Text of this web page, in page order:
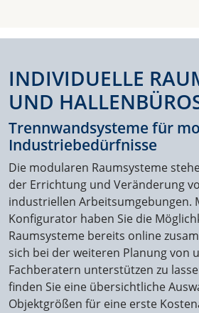
INDIVIDUELLE
UND
Trennwandsysteme für
Industriebedürfnisse
Die modularen Raumsysteme
der Errichtung und Veränderung
industriellen Arbeitsumgebungen.
Konfigurator haben Sie die
Raumsysteme bereits online
sich bei der weiteren Planung von
Fachberatern unterstützen zu
finden Sie eine übersichtliche
Objektgrößen für eine erste